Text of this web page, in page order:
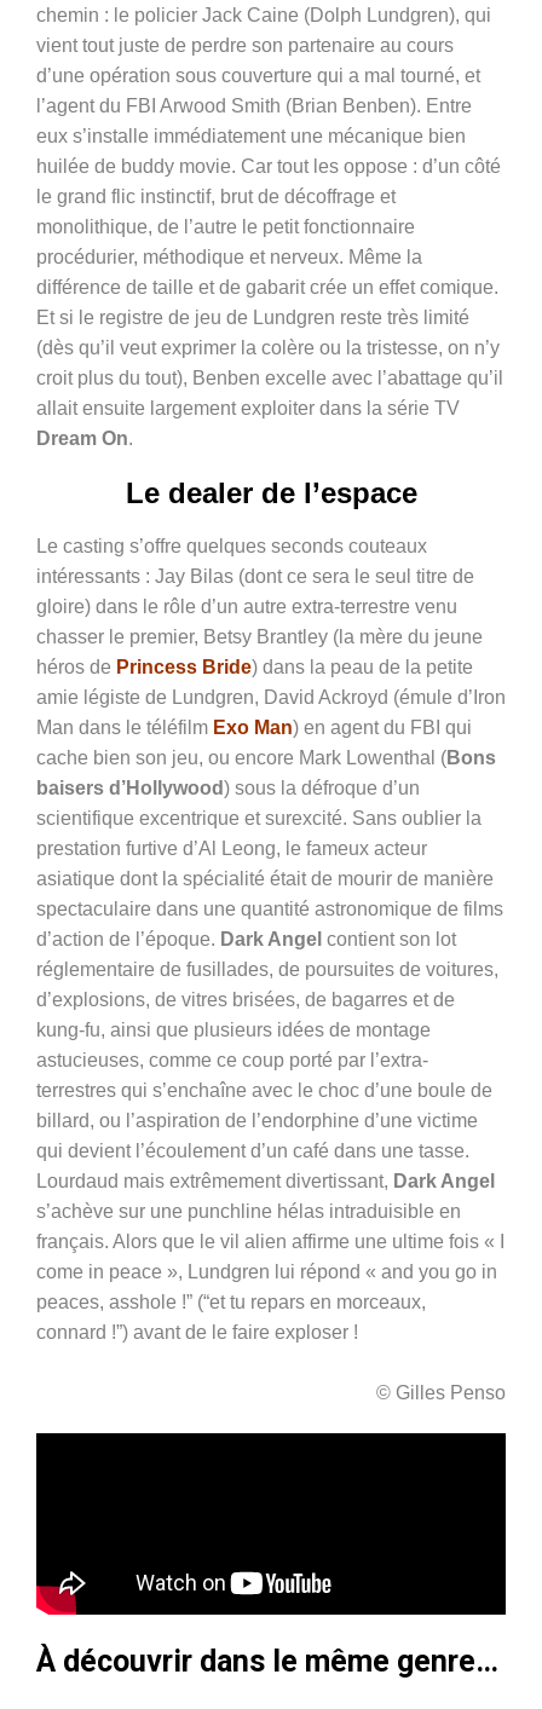
chemin : le policier Jack Caine (Dolph Lundgren), qui
vient tout juste de perdre son partenaire au cours
d’une opération sous couverture qui a mal tourné, et
l’agent du FBI Arwood Smith (Brian Benben). Entre
eux s’installe immédiatement une mécanique bien
huilée de buddy movie. Car tout les oppose : d’un côté
le grand flic instinctif, brut de décoffrage et
monolithique, de l’autre le petit fonctionnaire
procédurier, méthodique et nerveux. Même la
différence de taille et de gabarit crée un effet comique.
Et si le registre de jeu de Lundgren reste très limité
(dès qu’il veut exprimer la colère ou la tristesse, on n’y
croit plus du tout), Benben excelle avec l’abattage qu’il
allait ensuite largement exploiter dans la série TV
Dream On.
Le dealer de l’espace
Le casting s’offre quelques seconds couteaux
intéressants : Jay Bilas (dont ce sera le seul titre de
gloire) dans le rôle d’un autre extra-terrestre venu
chasser le premier, Betsy Brantley (la mère du jeune
héros de Princess Bride) dans la peau de la petite
amie légiste de Lundgren, David Ackroyd (émule d’Iron
Man dans le téléfilm Exo Man) en agent du FBI qui
cache bien son jeu, ou encore Mark Lowenthal (Bons
baisers d’Hollywood) sous la défroque d’un
scientifique excentrique et surexcité. Sans oublier la
prestation furtive d’Al Leong, le fameux acteur
asiatique dont la spécialité était de mourir de manière
spectaculaire dans une quantité astronomique de films
d’action de l’époque. Dark Angel contient son lot
réglementaire de fusillades, de poursuites de voitures,
d’explosions, de vitres brisées, de bagarres et de
kung-fu, ainsi que plusieurs idées de montage
astucieuses, comme ce coup porté par l’extra-
terrestres qui s’enchaîne avec le choc d’une boule de
billard, ou l’aspiration de l’endorphine d’une victime
qui devient l’écoulement d’un café dans une tasse.
Lourdaud mais extrêmement divertissant, Dark Angel
s’achève sur une punchline hélas intraduisible en
français. Alors que le vil alien affirme une ultime fois « I
come in peace », Lundgren lui répond « and you go in
peaces, asshole !” (“et tu repars en morceaux,
connard !”) avant de le faire exploser !
© Gilles Penso
À découvrir dans le même genre…